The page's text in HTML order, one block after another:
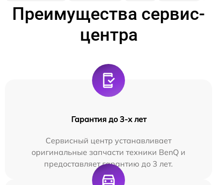
Преимущества сервис-
центра
Гарантия до 3-х лет
Сервисный центр устанавливает
оригинальные запчасти техники BenQ и
предоставляет гарантию до 3 лет.